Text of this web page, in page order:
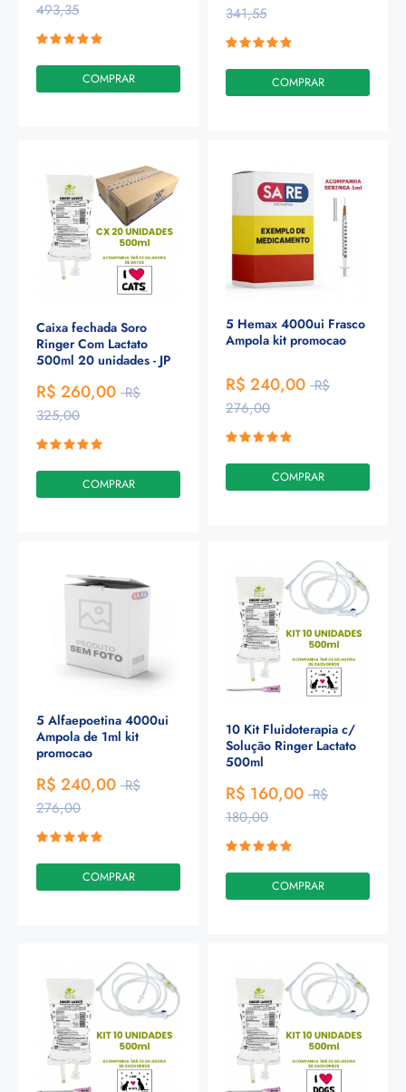
493,35
COMPRAR
341,55
COMPRAR
Caixa fechada Soro
Ringer Com Lactato
500ml 20 unidades - JP
R$ 260,00 R$
325,00
COMPRAR
5 Hemax 4000ui Frasco
Ampola kit promocao
R$ 240,00 R$
276,00
COMPRAR
5 Alfaepoetina 4000ui
Ampola de 1ml kit
promocao
R$ 240,00 R$
276,00
COMPRAR
10 Kit Fluidoterapia c/
Solução Ringer Lactato
500ml
R$ 160,00 R$
180,00
COMPRAR